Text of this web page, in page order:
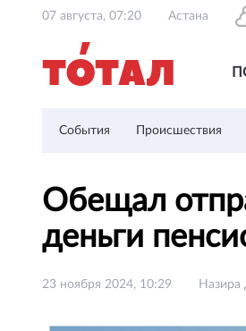
07 августа, 07:20 Астана
События Происшествия
Обещал
деньги
23 ноября 2024, 10:29